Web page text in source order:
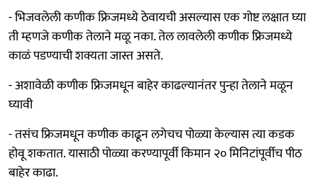
- भिजवलेली कणीक फ्रिजमध्ये ठेवायची असल्यास एक गोष्ट लक्षात घ्या
ती म्हणजे कणीक तेलाने मळू नका. तेल लावलेली कणीक फ्रिजमध्ये
काळं पडण्याची शक्यता जास्त असते.
- अशावेळी कणीक फ्रिजमधून बाहेर काढल्यानंतर पुन्हा तेलाने मळून
घ्यावी
- तसंच फ्रिजमधून कणीक काढून लगेचच पोळ्या केल्यास त्या कडक
होवू शकतात. यासाठी पोळ्या करण्यापूर्वी किमान २० मिनिटांपूर्वीच पीठ
बाहेर काढा.